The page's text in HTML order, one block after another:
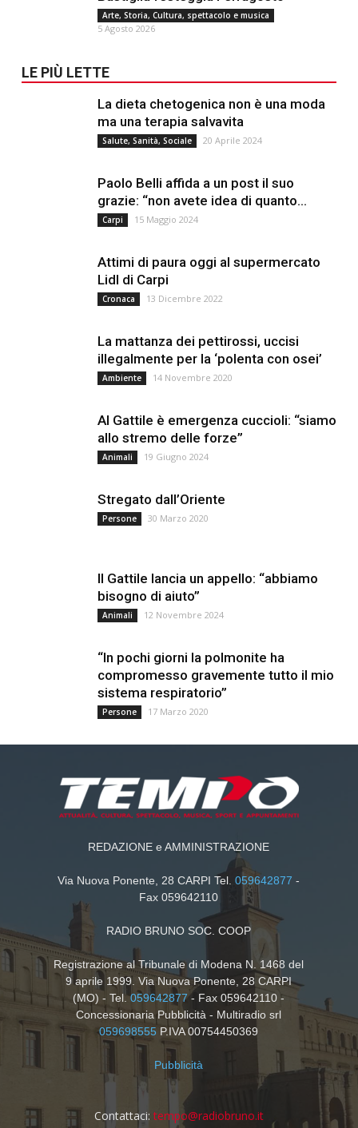
Arte, Storia, Cultura, spettacolo e musica
5 Agosto 2026
LE PIÙ LETTE
La dieta chetogenica non è una moda
ma una terapia salvavita
Salute, Sanità, Sociale 20 Aprile 2024
Paolo Belli affida a un post il suo
grazie: “non avete idea di quanto...
Carpi 15 Maggio 2024
Attimi di paura oggi al supermercato
Lidl di Carpi
Cronaca 13 Dicembre 2022
La mattanza dei pettirossi, uccisi
illegalmente per la ‘polenta con osei’
Ambiente 14 Novembre 2020
Al Gattile è emergenza cuccioli: “siamo
allo stremo delle forze”
Animali 19 Giugno 2024
Stregato dall’Oriente
Persone 30 Marzo 2020
Il Gattile lancia un appello: “abbiamo
bisogno di aiuto”
Animali 12 Novembre 2024
“In pochi giorni la polmonite ha
compromesso gravemente tutto il mio
sistema respiratorio”
Persone 17 Marzo 2020
REDAZIONE e AMMINISTRAZIONE
Via Nuova Ponente, 28 CARPI Tel.059642877 -
Fax 059642110
RADIO BRUNO SOC. COOP
Registrazione al Tribunale di Modena N. 1468 del
9 aprile 1999. Via Nuova Ponente, 28 CARPI
(MO) - Tel.059642877- Fax 059642110 -
Concessionaria Pubblicità - Multiradio srl
059698555 P.IVA 00754450369
Pubblicità
Contattaci: tempo@radiobruno.it